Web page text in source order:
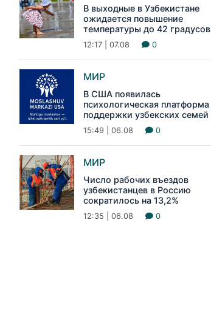
В выходные в Узбекистане
ожидается повышение
температуры до 42 градусов
12:17 | 07.08 0
МИР
В США появилась
психологическая
поддержки узбекских семей
15:49 | 06.08 0
МИР
Число рабочих въездов
узбекистанцев в Россию
сократилось на 13,2%
12:35 | 06.08 0